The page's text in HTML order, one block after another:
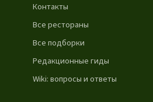
Контакты
Все рестораны
Все подборки
Редакционные гиды
Wiki: вопросы и ответы